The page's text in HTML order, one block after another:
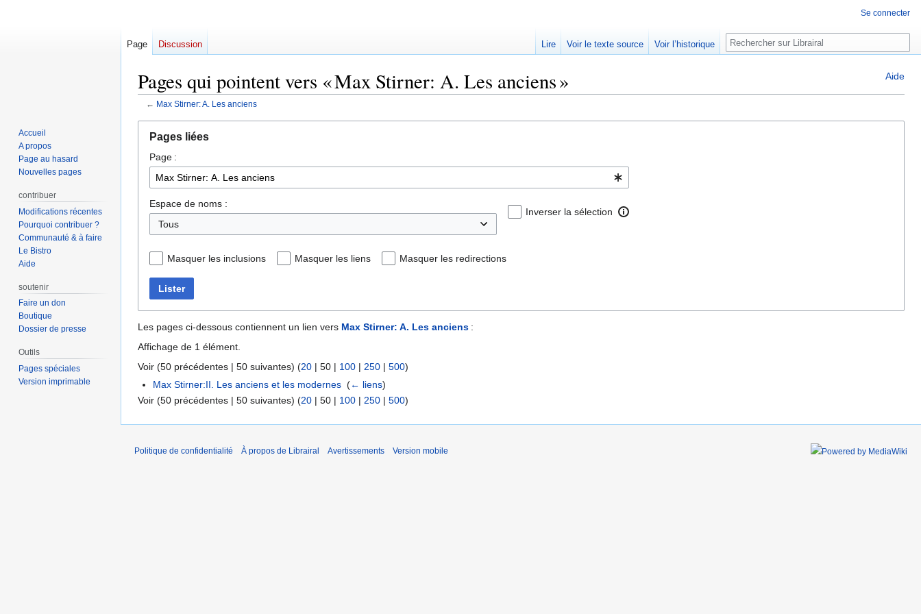
Aide
Pages qui pointent vers « Max Stirner: A. Les anciens »
← Max Stirner: A. Les anciens
navigation
recherche
Pages liées
Page :
Espace de noms :
Inverser la sélection
Masquer les inclusions Masquer les liens Masquer les redirections
Lister
Les pages ci-dessous contiennent un lien vers Max Stirner: A. Les anciens :
Affichage de 1 élément.
Voir (50 précédentes | 50 suivantes) (20 | 50 | 100 | 250 | 500)
Max Stirner:II. Les anciens et les modernes ‎(← liens)
Voir (50 précédentes | 50 suivantes) (20 | 50 | 100 | 250 | 500)
Se connecter
Page Discussion Lire Voir le texte source Voir l’historique Rechercher
Accueil
A propos
Page au hasard
Nouvelles pages
contribuer
Modifications récentes
Pourquoi contribuer ?
Communauté & à faire
Le Bistro
Aide
soutenir
Faire un don
Boutique
Dossier de presse
Outils
Pages spéciales
Version imprimable
Politique de confidentialité À propos de Librairal Avertissements Version mobile